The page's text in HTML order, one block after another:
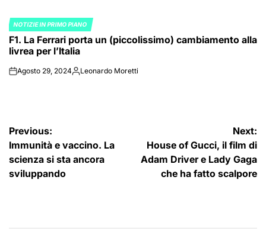
POSTED
IN
NOTIZIE IN PRIMO PIANO
F1. La Ferrari porta un (piccolissimo) cambiamento alla
livrea per l’Italia
onAgosto 29, 2024Posted
Leonardo Moretti
Navigazione
articoli
Previous:
Immunità e vaccino. La
scienza si sta ancora
sviluppando
Next:
House of Gucci, il film di
Adam Driver e Lady Gaga
che ha fatto scalpore